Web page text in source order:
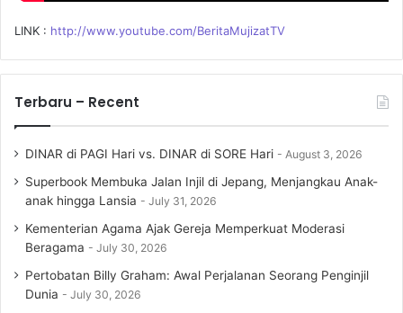
LINK : http://www.youtube.com/BeritaMujizatTV
Terbaru – Recent
DINAR di PAGI Hari vs. DINAR di SORE Hari August 3, 2026
Superbook Membuka Jalan Injil di Jepang, Menjangkau Anak-
anak hingga Lansia
July 31, 2026
Kementerian Agama Ajak Gereja Memperkuat Moderasi
Beragama
July 30, 2026
Pertobatan Billy Graham: Awal Perjalanan Seorang Penginjil
Dunia
July 30, 2026